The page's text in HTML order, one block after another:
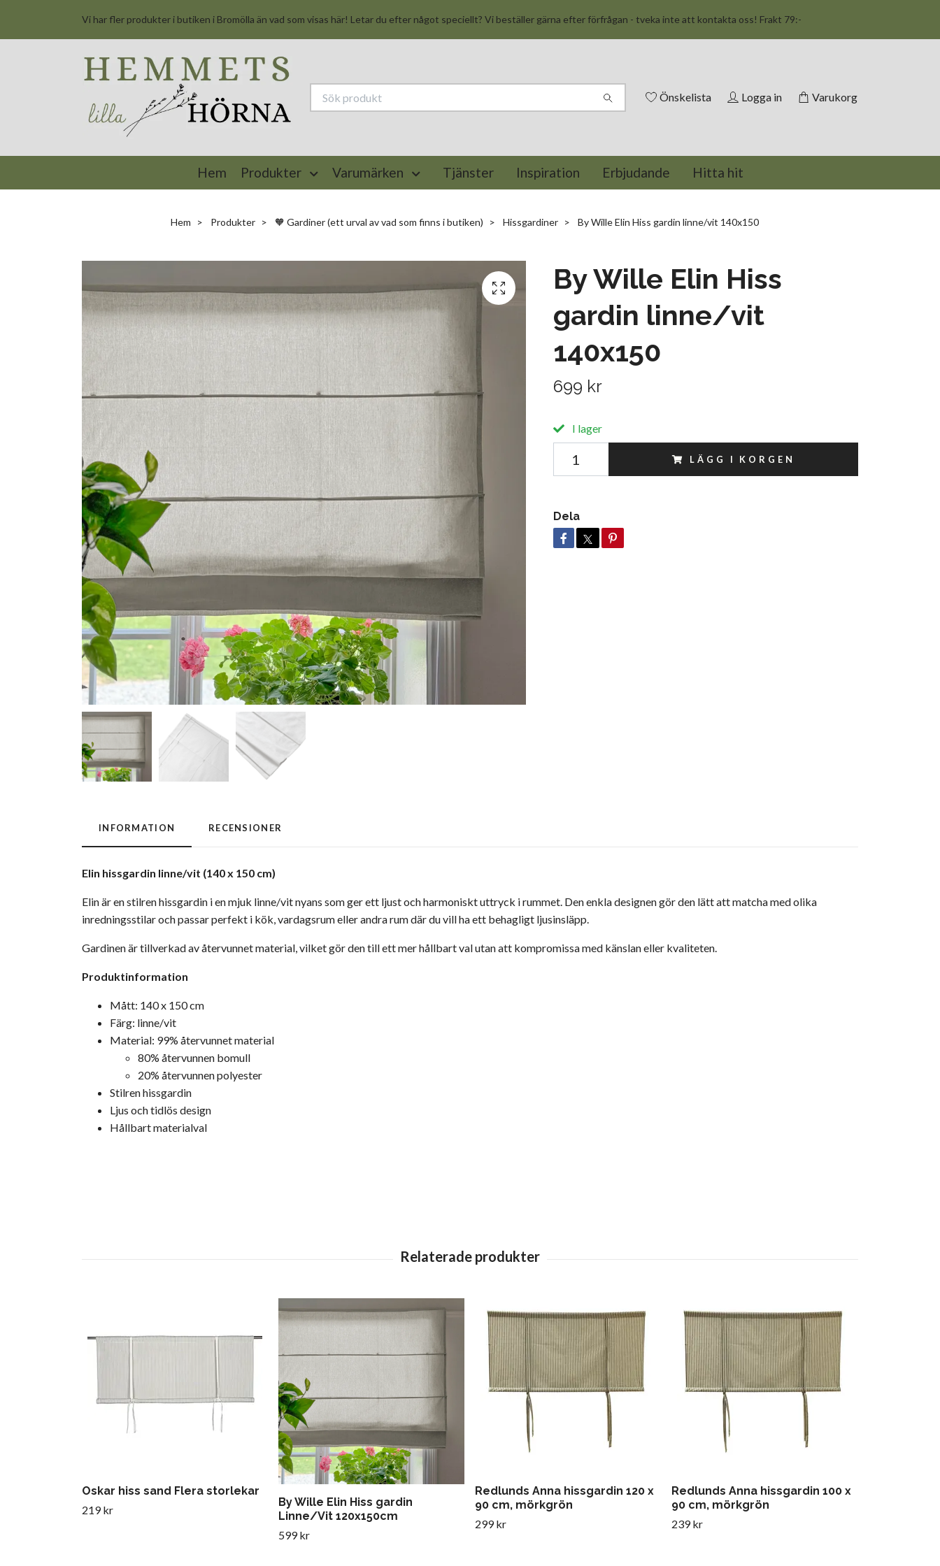
Vi har fler produkter i butiken i Bromölla än vad som visas här! Letar du efter något speciellt? Vi beställer gärna efter förfrågan - tveka inte att kontakta oss! Frakt 79:-
Önskelista Logga in Varukorg
Hem Produkter Varumärken Tjänster Inspiration Erbjudande Hitta hit
Hem Produkter 🧡 Gardiner (ett urval av vad som finns i butiken) Hissgardiner By Wille Elin Hiss gardin linne/vit 140x150
By Wille Elin Hiss
gardin linne/vit
140x150
699 kr
I lager
LÄGG I KORGEN
Dela
INFORMATION RECENSIONER
Elin hissgardin linne/vit (140 x 150 cm)
Elin är en stilren hissgardin i en mjuk linne/vit nyans som ger ett ljust och harmoniskt uttryck i rummet. Den enkla designen gör den lätt att matcha med olika
inredningsstilar och passar perfekt i kök, vardagsrum eller andra rum där du vill ha ett behagligt ljusinsläpp.
Gardinen är tillverkad av återvunnet material, vilket gör den till ett mer hållbart val utan att kompromissa med känslan eller kvaliteten.
Produktinformation
Mått: 140 x 150 cm
Färg: linne/vit
Material: 99% återvunnet material
80% återvunnen bomull
20% återvunnen polyester
Stilren hissgardin
Ljus och tidlös design
Hållbart materialval
Oskar hiss sand Flera storlekar
219 kr
By Wille Elin Hiss gardin
Linne/Vit 120x150cm
599 kr
Redlunds Anna hissgardin 120 x
90 cm, mörkgrön
299 kr
Redlunds Anna hissgardin 100 x
90 cm, mörkgrön
239 kr